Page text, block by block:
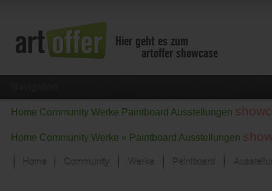
Hier geht es zum
artoffer showcase
Home Community Werke Paintboard Ausstellungen
Home Community Werke » Paintboard Ausstellungen
Home Community Werke Paintboard